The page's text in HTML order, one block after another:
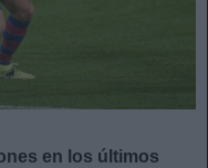
en los últimos